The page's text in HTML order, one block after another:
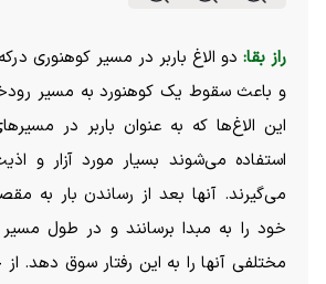
راز بقا: دو الاغ باربر در مسیر کوهنوری
و باعث سقوط یک کوهنورد به مسیر
این الاغ‌ها که به عنوان باربر در
استفاده می‌شوند بسیار مورد آزار و
می‌گیرند. آنها بعد از رساندن بار به
خود را به مبدا برسانند و در طول
مختلفی آنها را به این رفتار سوق دهد. از